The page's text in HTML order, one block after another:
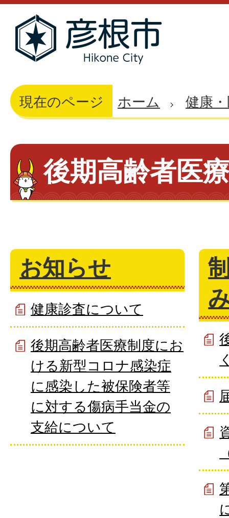
現在のページ ホーム 健康
後期高齢者医
お知らせ
健康診査について
後期高齢者医療制度にお
ける新型コロナ感染症
に感染した被保険者等
に対する傷病手当金の
支給について